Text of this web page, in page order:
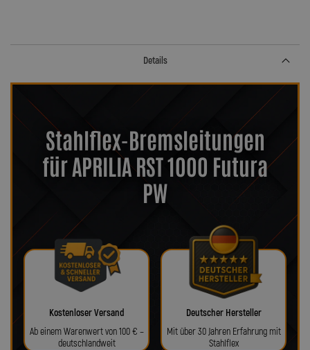
Details
Stahlflex-Bremsleitungen
für APRILIA RST 1000 Futura
PW
Kostenloser Versand
Ab einem Warenwert von 100 € –
deutschlandweit
Deutscher Hersteller
Mit über 30 Jahren Erfahrung mit
Stahlflex